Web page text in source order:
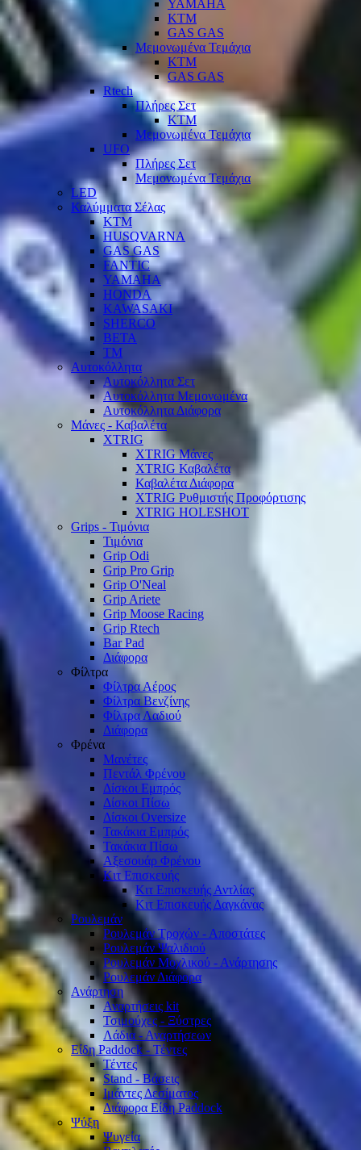
YAMAHA
KTM
GAS GAS
Μεμονωμένα Τεμάχια
KTM
GAS GAS
Rtech
Πλήρες Σετ
KTM
Μεμονωμένα Τεμάχια
UFO
Πλήρες Σετ
Μεμονωμένα Τεμάχια
LED
Καλύμματα Σέλας
KTM
HUSQVARNA
GAS GAS
FANTIC
YAMAHA
HONDA
KAWASAKI
SHERCO
BETA
TM
Αυτοκόλλητα
Αυτοκόλλητα Σετ
Αυτοκόλλητα Μεμονωμένα
Αυτοκόλλητα Διάφορα
Μάνες - Καβαλέτα
XTRIG
XTRIG Μάνες
XTRIG Καβαλέτα
Καβαλέτα Διάφορα
XTRIG Ρυθμιστής Προφόρτισης
XTRIG HOLESHOT
Grips - Τιμόνια
Τιμόνια
Grip Odi
Grip Pro Grip
Grip O'Neal
Grip Ariete
Grip Moose Racing
Grip Rtech
Bar Pad
Διάφορα
Φίλτρα
Φίλτρα Αέρος
Φίλτρα Βενζίνης
Φίλτρα Λαδιού
Διάφορα
Φρένα
Μανέτες
Πεντάλ Φρένου
Δίσκοι Εμπρός
Δίσκοι Πίσω
Δίσκοι Oversize
Τακάκια Εμπρός
Τακάκια Πίσω
Αξεσουάρ Φρένου
Κιτ Επισκευής
Κιτ Επισκευής Αντλίας
Κιτ Επισκευής Δαγκάνας
Ρουλεμάν
Ρουλεμάν Τροχών - Αποστάτες
Ρουλεμάν Ψαλιδιού
Ρουλεμάν Μοχλικού - Ανάρτησης
Ρουλεμάν Διάφορα
Ανάρτηση
Αναρτήσεις kit
Τσιμούχες - Ξύστρες
Λάδια - Αναρτήσεων
Είδη Paddock - Τέντες
Τέντες
Stand - Βάσεις
Ιμάντες Δεσίματος
Διάφορα Είδη Paddock
Ψύξη
Ψυγεία